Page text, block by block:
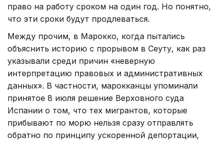
право на работу сроком на один год. Но понятно,
что эти сроки будут продлеваться.
Между прочим, в Марокко, когда пытались
объяснить историю с прорывом в Сеуту, как раз
указывали среди причин «неверную
интерпретацию правовых и административных
данных». В частности, марокканцы упоминали
принятое 8 июля решение Верховного суда
Испании о том, что тех мигрантов, которые
прибывают по морю нельзя сразу отправлять
обратно по принципу ускоренной депортации,